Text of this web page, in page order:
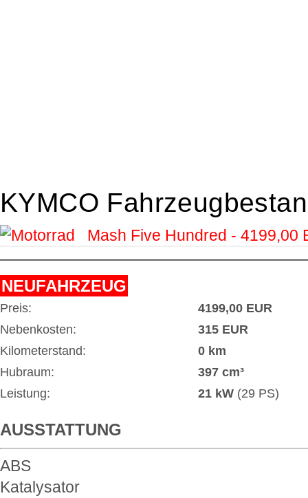
KYMCO
Mash Five Hundred - 4199,00
NEUFAHRZEUG
Preis:
4199,00 EUR
Nebenkosten:
315 EUR
Kilometerstand:
0 km
Hubraum:
397 cm³
Leistung:
21 kW (29 PS)
AUSSTATTUNG
ABS
Katalysator